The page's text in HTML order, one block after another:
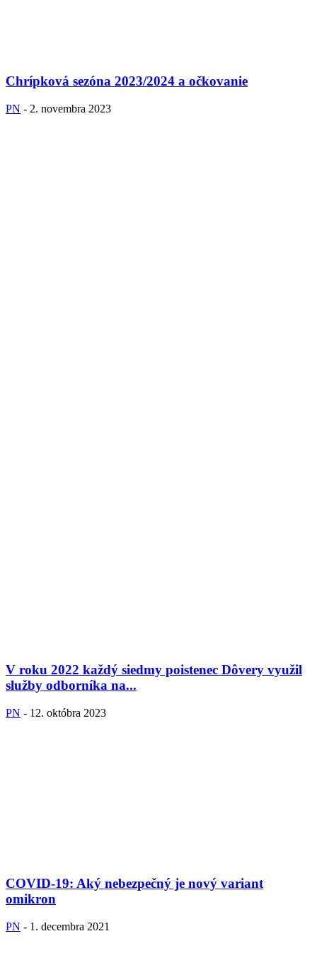
Chrípková sezóna 2023/2024 a očkovanie
PN - 2. novembra 2023
V roku 2022 každý siedmy poistenec Dôvery využil
služby odborníka na...
PN - 12. októbra 2023
COVID-19: Aký nebezpečný je nový variant
omikron
PN - 1. decembra 2021